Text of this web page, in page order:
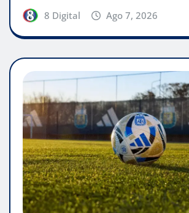
8 Digital Ago 7, 2026